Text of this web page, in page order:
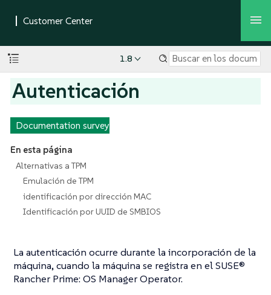
1.8
Autenticación
Documentation survey
En esta página
Alternativas a TPM
Emulación de TPM
identificación por dirección MAC
Identificación por UUID de SMBIOS
La autenticación ocurre durante la incorporación de la
máquina, cuando la máquina se registra en el SUSE®
Rancher Prime: OS Manager Operator.